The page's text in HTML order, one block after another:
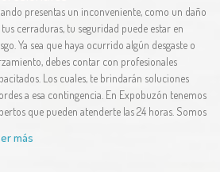
presentas un inconveniente, como un daño
tus cerraduras, tu seguridad puede estar en
Ya sea que haya ocurrido algún desgaste o
debes contar con profesionales
Los cuales, te brindarán soluciones
a esa contingencia. En Expobuzón tenemos
que pueden atenderte las 24 horas. Somos
más